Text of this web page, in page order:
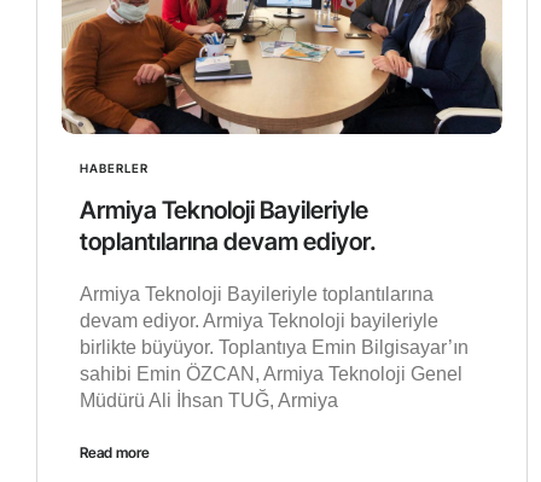
HABERLER
Armiya Teknoloji Bayileriyle
toplantılarına devam ediyor.
Armiya Teknoloji Bayileriyle toplantılarına
devam ediyor. Armiya Teknoloji bayileriyle
birlikte büyüyor. Toplantıya Emin Bilgisayar’ın
sahibi Emin ÖZCAN, Armiya Teknoloji Genel
Müdürü Ali İhsan TUĞ, Armiya
Read more